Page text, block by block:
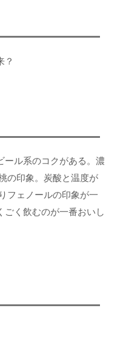
？
ール系のコクがある。濃
の印象。炭酸と温度が
フェノールの印象が一
く飲むのが一番おいし